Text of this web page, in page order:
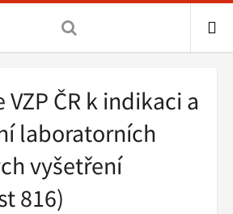
ČR k indikaci a
laboratorních
vyšetření
816)